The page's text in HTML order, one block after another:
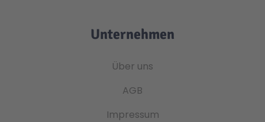
Unternehmen
Über uns
AGB
Impressum